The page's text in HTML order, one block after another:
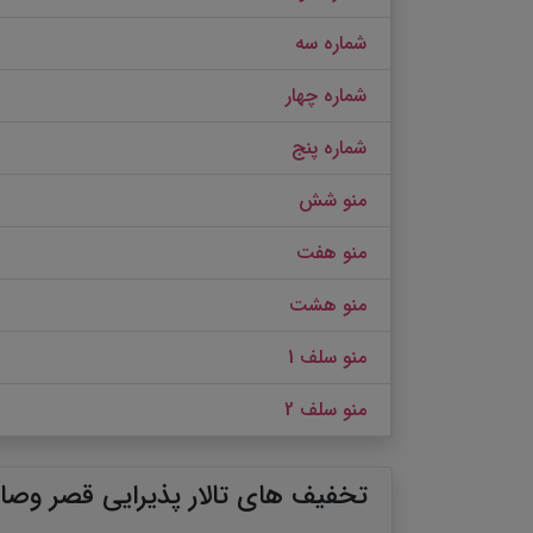
شماره سه
شماره چهار
شماره پنج
منو شش
منو هفت
منو هشت
منو سلف 1
منو سلف 2
تخفیف های تالار پذیرایی قصر